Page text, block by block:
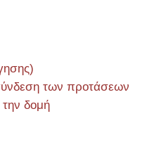
των προτάσεων
δομή